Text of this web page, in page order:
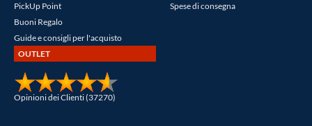
PickUp Point
Buoni Regalo
Guide e consigli per l'acquisto
OUTLET
Opinioni dei Clienti (37270)
Spese di consegna